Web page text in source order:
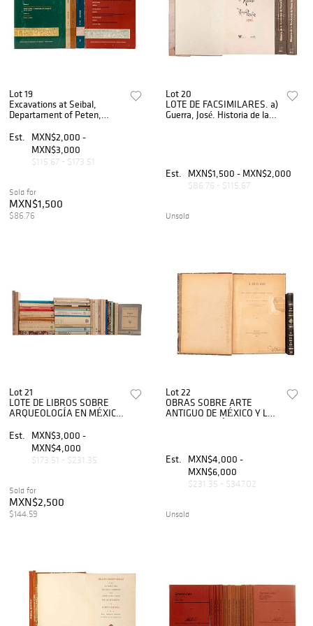
Lot 19
Excavations at Seibal,
Departament of Peten,
Massachusset: Peabody
Museum... 1975 - 1990.
Piezas: 5.
Est.
MXN$2,000 -
MXN$3,000
$115.67 - $173.51
Sold for
MXN$1,500
$86.76
Lot 20
LOTE DE FACSIMILARES. a)
Guerra, José. Historia de la
Est. MXN$1,500 - MXN$2,000
$86.76 - $115.67
Unsold
Lot 21
LOTE DE LIBROS SOBRE
ARQUEOLOGÍA EN MÉXICO
Est.
MXN$3,000 -
MXN$4,000
$173.51 - $231.35
Sold for
MXN$2,500
$144.59
Lot 22
OBRAS SOBRE ARTE
ANTIGUO DE MÉXICO Y LA
Est.
MXN$4,000 -
MXN$6,000
$231.35 - $347.02
Unsold